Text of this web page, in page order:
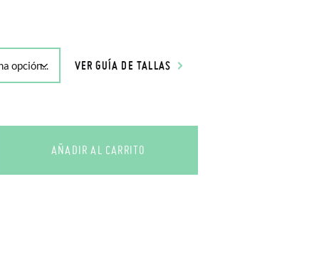
VER GUÍA DE TALLAS
AÑADIR AL CARRITO